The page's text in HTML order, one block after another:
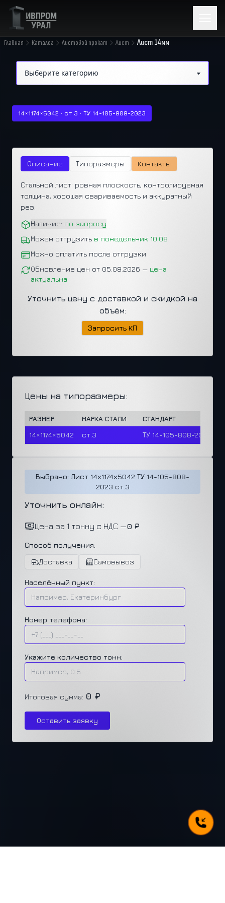
Главная Каталог Листовой прокат Лист Лист 14мм
14×1174×5042 · ст.3 · ТУ 14-105-808-2023
Описание Типоразмеры Контакты
Стальной лист: ровная плоскость, контролируемая
толщина, хорошая свариваемость и аккуратный
рез.
Наличие: по запросу
Можем отгрузить в понедельник 10.08
Можно оплатить после отгрузки
Обновление цен от 05.08.2026 — цена
актуальна
Уточнить цену с доставкой и скидкой на
объём:
Запросить КП
Цены на типоразмеры:
РАЗМЕР МАРКА СТАЛИ СТАНДАРТ
14×1174×5042
ст.3 ТУ 14-105-808-2023
Выбрано: Лист 14х1174х5042 ТУ 14-105-808-
2023 ст.3
Уточнить онлайн:
Цена за 1 тонну с НДС —0 ₽
Способ получения:
Доставка
Самовывоз
Населённый пункт:
Номер телефона:
Укажите количество тонн:
Итоговая сумма: 0 ₽
Оставить заявку